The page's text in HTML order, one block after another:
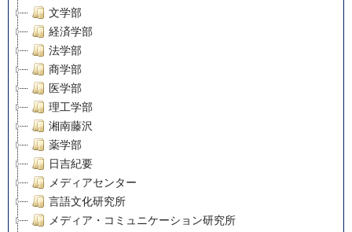
文学部
経済学部
法学部
商学部
医学部
理工学部
湘南藤沢
薬学部
日吉紀要
メディアセンター
言語文化研究所
メディア・コミュニケーション研究所